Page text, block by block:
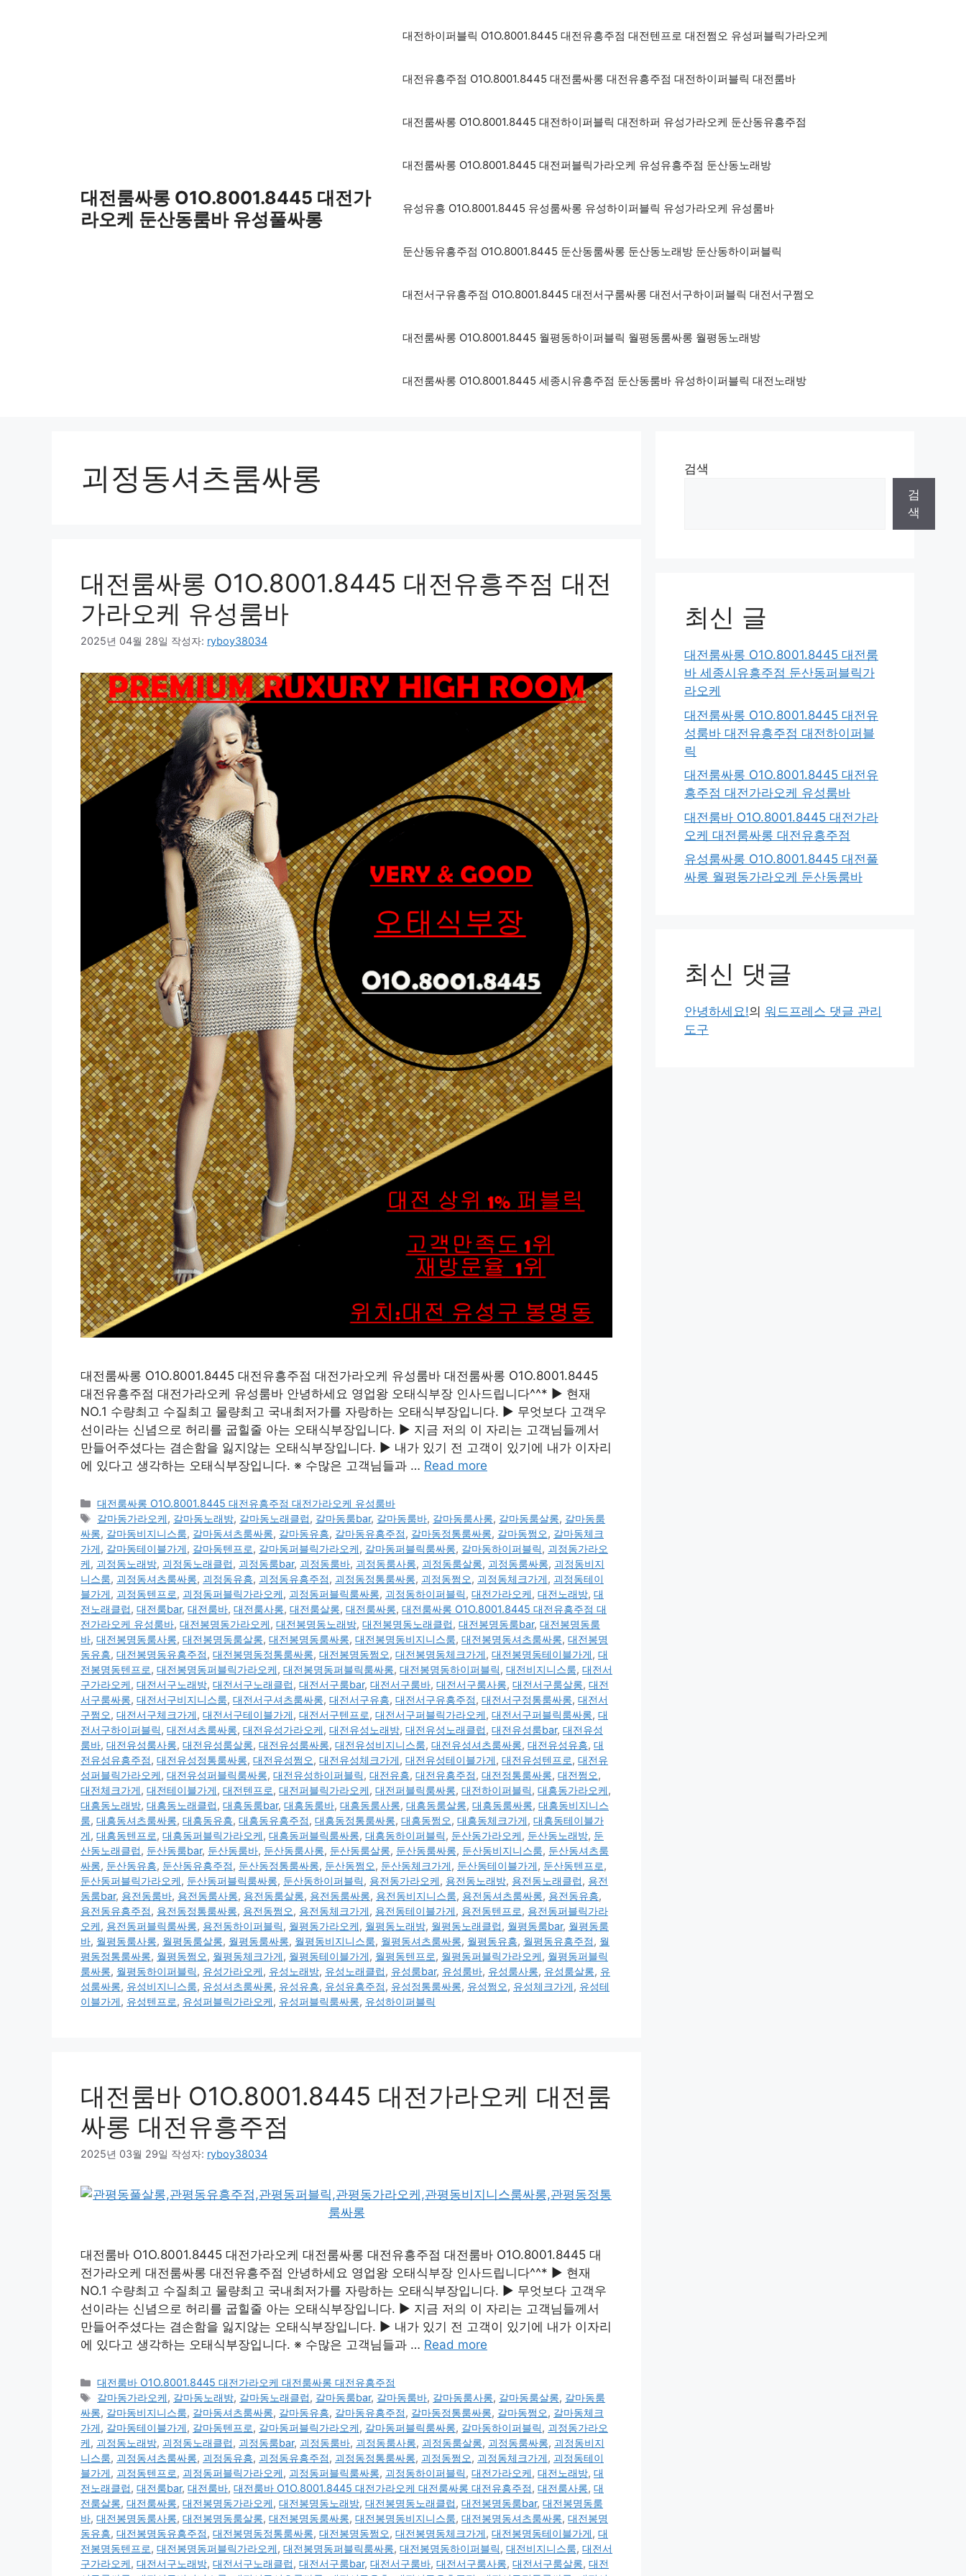
대전룸싸롱 O1O.8001.8445 대전가
라오케 둔산동룸바 유성풀싸롱
대전하이퍼블릭 O1O.8001.8445 대전유흥주점 대전텐프로 대전쩜오 유성퍼블릭가라오케
대전유흥주점 O1O.8001.8445 대전룸싸롱 대전유흥주점 대전하이퍼블릭 대전룸바
대전룸싸롱 O1O.8001.8445 대전하이퍼블릭 대전하퍼 유성가라오케 둔산동유흥주점
대전룸싸롱 O1O.8001.8445 대전퍼블릭가라오케 유성유흥주점 둔산동노래방
유성유흥 O1O.8001.8445 유성룸싸롱 유성하이퍼블릭 유성가라오케 유성룸바
둔산동유흥주점 O1O.8001.8445 둔산동룸싸롱 둔산동노래방 둔산동하이퍼블릭
대전서구유흥주점 O1O.8001.8445 대전서구룸싸롱 대전서구하이퍼블릭 대전서구쩜오
대전룸싸롱 O1O.8001.8445 월평동하이퍼블릭 월평동룸싸롱 월평동노래방
대전룸싸롱 O1O.8001.8445 세종시유흥주점 둔산동룸바 유성하이퍼블릭 대전노래방
괴정동셔츠룸싸롱
대전룸싸롱 O1O.8001.8445 대전유흥주점 대전
가라오케 유성룸바
2025년 04월 28일 작성자: ryboy38034
대전룸싸롱 O1O.8001.8445 대전유흥주점 대전가라오케 유성룸바 대전룸싸롱 O1O.8001.8445
대전유흥주점 대전가라오케 유성룸바 안녕하세요 영업왕 오태식부장 인사드립니다^^* ▶ 현재
NO.1 수량최고 수질최고 물량최고 국내최저가를 자랑하는 오태식부장입니다. ▶ 무엇보다 고객우
선이라는 신념으로 허리를 굽힐줄 아는 오태식부장입니다. ▶ 지금 저의 이 자리는 고객님들께서
만들어주셨다는 겸손함을 잃지않는 오태식부장입니다. ▶ 내가 있기 전 고객이 있기에 내가 이자리
에 있다고 생각하는 오태식부장입니다. ※ 수많은 고객님들과 … Read more
카
테
고
리
대전룸싸롱 O1O.8001.8445 대전유흥주점 대전가라오케 유성룸바
태
그
갈마동가라오케, 갈마동노래방, 갈마동노래클럽, 갈마동룸bar, 갈마동룸바, 갈마동룸사롱, 갈마동룸살롱, 갈마동룸
싸롱, 갈마동비지니스룸, 갈마동셔츠룸싸롱, 갈마동유흥, 갈마동유흥주점, 갈마동정통룸싸롱, 갈마동쩜오, 갈마동체크
가게, 갈마동테이블가게, 갈마동텐프로, 갈마동퍼블릭가라오케, 갈마동퍼블릭룸싸롱, 갈마동하이퍼블릭, 괴정동가라오
케, 괴정동노래방, 괴정동노래클럽, 괴정동룸bar, 괴정동룸바, 괴정동룸사롱, 괴정동룸살롱, 괴정동룸싸롱, 괴정동비지
니스룸, 괴정동셔츠룸싸롱, 괴정동유흥, 괴정동유흥주점, 괴정동정통룸싸롱, 괴정동쩜오, 괴정동체크가게, 괴정동테이
블가게, 괴정동텐프로, 괴정동퍼블릭가라오케, 괴정동퍼블릭룸싸롱, 괴정동하이퍼블릭, 대전가라오케, 대전노래방, 대
전노래클럽, 대전룸bar, 대전룸바, 대전룸사롱, 대전룸살롱, 대전룸싸롱, 대전룸싸롱 O1O.8001.8445 대전유흥주점 대
전가라오케 유성룸바, 대전봉명동가라오케, 대전봉명동노래방, 대전봉명동노래클럽, 대전봉명동룸bar, 대전봉명동룸
바, 대전봉명동룸사롱, 대전봉명동룸살롱, 대전봉명동룸싸롱, 대전봉명동비지니스룸, 대전봉명동셔츠룸싸롱, 대전봉명
동유흥, 대전봉명동유흥주점, 대전봉명동정통룸싸롱, 대전봉명동쩜오, 대전봉명동체크가게, 대전봉명동테이블가게, 대
전봉명동텐프로, 대전봉명동퍼블릭가라오케, 대전봉명동퍼블릭룸싸롱, 대전봉명동하이퍼블릭, 대전비지니스룸, 대전서
구가라오케, 대전서구노래방, 대전서구노래클럽, 대전서구룸bar, 대전서구룸바, 대전서구룸사롱, 대전서구룸살롱, 대전
서구룸싸롱, 대전서구비지니스룸, 대전서구셔츠룸싸롱, 대전서구유흥, 대전서구유흥주점, 대전서구정통룸싸롱, 대전서
구쩜오, 대전서구체크가게, 대전서구테이블가게, 대전서구텐프로, 대전서구퍼블릭가라오케, 대전서구퍼블릭룸싸롱, 대
전서구하이퍼블릭, 대전셔츠룸싸롱, 대전유성가라오케, 대전유성노래방, 대전유성노래클럽, 대전유성룸bar, 대전유성
룸바, 대전유성룸사롱, 대전유성룸살롱, 대전유성룸싸롱, 대전유성비지니스룸, 대전유성셔츠룸싸롱, 대전유성유흥, 대
전유성유흥주점, 대전유성정통룸싸롱, 대전유성쩜오, 대전유성체크가게, 대전유성테이블가게, 대전유성텐프로, 대전유
성퍼블릭가라오케, 대전유성퍼블릭룸싸롱, 대전유성하이퍼블릭, 대전유흥, 대전유흥주점, 대전정통룸싸롱, 대전쩜오,
대전체크가게, 대전테이블가게, 대전텐프로, 대전퍼블릭가라오케, 대전퍼블릭룸싸롱, 대전하이퍼블릭, 대흥동가라오케,
대흥동노래방, 대흥동노래클럽, 대흥동룸bar, 대흥동룸바, 대흥동룸사롱, 대흥동룸살롱, 대흥동룸싸롱, 대흥동비지니스
룸, 대흥동셔츠룸싸롱, 대흥동유흥, 대흥동유흥주점, 대흥동정통룸싸롱, 대흥동쩜오, 대흥동체크가게, 대흥동테이블가
게, 대흥동텐프로, 대흥동퍼블릭가라오케, 대흥동퍼블릭룸싸롱, 대흥동하이퍼블릭, 둔산동가라오케, 둔산동노래방, 둔
산동노래클럽, 둔산동룸bar, 둔산동룸바, 둔산동룸사롱, 둔산동룸살롱, 둔산동룸싸롱, 둔산동비지니스룸, 둔산동셔츠룸
싸롱, 둔산동유흥, 둔산동유흥주점, 둔산동정통룸싸롱, 둔산동쩜오, 둔산동체크가게, 둔산동테이블가게, 둔산동텐프로,
둔산동퍼블릭가라오케, 둔산동퍼블릭룸싸롱, 둔산동하이퍼블릭, 용전동가라오케, 용전동노래방, 용전동노래클럽, 용전
동룸bar, 용전동룸바, 용전동룸사롱, 용전동룸살롱, 용전동룸싸롱, 용전동비지니스룸, 용전동셔츠룸싸롱, 용전동유흥,
용전동유흥주점, 용전동정통룸싸롱, 용전동쩜오, 용전동체크가게, 용전동테이블가게, 용전동텐프로, 용전동퍼블릭가라
오케, 용전동퍼블릭룸싸롱, 용전동하이퍼블릭, 월평동가라오케, 월평동노래방, 월평동노래클럽, 월평동룸bar, 월평동룸
바, 월평동룸사롱, 월평동룸살롱, 월평동룸싸롱, 월평동비지니스룸, 월평동셔츠룸싸롱, 월평동유흥, 월평동유흥주점, 월
평동정통룸싸롱, 월평동쩜오, 월평동체크가게, 월평동테이블가게, 월평동텐프로, 월평동퍼블릭가라오케, 월평동퍼블릭
룸싸롱, 월평동하이퍼블릭, 유성가라오케, 유성노래방, 유성노래클럽, 유성룸bar, 유성룸바, 유성룸사롱, 유성룸살롱, 유
성룸싸롱, 유성비지니스룸, 유성셔츠룸싸롱, 유성유흥, 유성유흥주점, 유성정통룸싸롱, 유성쩜오, 유성체크가게, 유성테
이블가게, 유성텐프로, 유성퍼블릭가라오케, 유성퍼블릭룸싸롱, 유성하이퍼블릭
대전룸바 O1O.8001.8445 대전가라오케 대전룸
싸롱 대전유흥주점
2025년 03월 29일 작성자: ryboy38034
대전룸바 O1O.8001.8445 대전가라오케 대전룸싸롱 대전유흥주점 대전룸바 O1O.8001.8445 대
전가라오케 대전룸싸롱 대전유흥주점 안녕하세요 영업왕 오태식부장 인사드립니다^^* ▶ 현재
NO.1 수량최고 수질최고 물량최고 국내최저가를 자랑하는 오태식부장입니다. ▶ 무엇보다 고객우
선이라는 신념으로 허리를 굽힐줄 아는 오태식부장입니다. ▶ 지금 저의 이 자리는 고객님들께서
만들어주셨다는 겸손함을 잃지않는 오태식부장입니다. ▶ 내가 있기 전 고객이 있기에 내가 이자리
에 있다고 생각하는 오태식부장입니다. ※ 수많은 고객님들과 … Read more
카
테
고
리
대전룸바 O1O.8001.8445 대전가라오케 대전룸싸롱 대전유흥주점
태
그
갈마동가라오케, 갈마동노래방, 갈마동노래클럽, 갈마동룸bar, 갈마동룸바, 갈마동룸사롱, 갈마동룸살롱, 갈마동룸
싸롱, 갈마동비지니스룸, 갈마동셔츠룸싸롱, 갈마동유흥, 갈마동유흥주점, 갈마동정통룸싸롱, 갈마동쩜오, 갈마동체크
가게, 갈마동테이블가게, 갈마동텐프로, 갈마동퍼블릭가라오케, 갈마동퍼블릭룸싸롱, 갈마동하이퍼블릭, 괴정동가라오
케, 괴정동노래방, 괴정동노래클럽, 괴정동룸bar, 괴정동룸바, 괴정동룸사롱, 괴정동룸살롱, 괴정동룸싸롱, 괴정동비지
니스룸, 괴정동셔츠룸싸롱, 괴정동유흥, 괴정동유흥주점, 괴정동정통룸싸롱, 괴정동쩜오, 괴정동체크가게, 괴정동테이
블가게, 괴정동텐프로, 괴정동퍼블릭가라오케, 괴정동퍼블릭룸싸롱, 괴정동하이퍼블릭, 대전가라오케, 대전노래방, 대
전노래클럽, 대전룸bar, 대전룸바, 대전룸바 O1O.8001.8445 대전가라오케 대전룸싸롱 대전유흥주점, 대전룸사롱, 대
전룸살롱, 대전룸싸롱, 대전봉명동가라오케, 대전봉명동노래방, 대전봉명동노래클럽, 대전봉명동룸bar, 대전봉명동룸
바, 대전봉명동룸사롱, 대전봉명동룸살롱, 대전봉명동룸싸롱, 대전봉명동비지니스룸, 대전봉명동셔츠룸싸롱, 대전봉명
동유흥, 대전봉명동유흥주점, 대전봉명동정통룸싸롱, 대전봉명동쩜오, 대전봉명동체크가게, 대전봉명동테이블가게, 대
전봉명동텐프로, 대전봉명동퍼블릭가라오케, 대전봉명동퍼블릭룸싸롱, 대전봉명동하이퍼블릭, 대전비지니스룸, 대전서
구가라오케, 대전서구노래방, 대전서구노래클럽, 대전서구룸bar, 대전서구룸바, 대전서구룸사롱, 대전서구룸살롱, 대전
검색
검
색
최신 글
대전룸싸롱 O1O.8001.8445 대전룸
바 세종시유흥주점 둔산동퍼블릭가
라오케
대전룸싸롱 O1O.8001.8445 대전유
성룸바 대전유흥주점 대전하이퍼블
릭
대전룸싸롱 O1O.8001.8445 대전유
흥주점 대전가라오케 유성룸바
대전룸바 O1O.8001.8445 대전가라
오케 대전룸싸롱 대전유흥주점
유성룸싸롱 O1O.8001.8445 대전풀
싸롱 월평동가라오케 둔산동룸바
최신 댓글
안녕하세요!의 워드프레스 댓글 관리
도구